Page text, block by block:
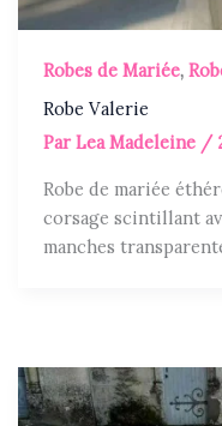
Robes de Mariée,
Robe Valerie
ParLea Madeleine /
Robe de mariée
corsage scintillant
manches